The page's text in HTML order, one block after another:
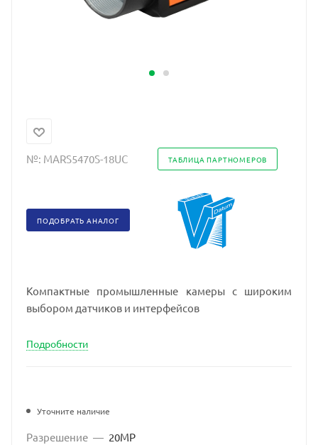
№: MARS5470S-18UC ТАБЛИЦА ПАРТНОМЕРОВ
ПОДОБРАТЬ АНАЛОГ
Компактные промышленные камеры с широким
выбором датчиков и интерфейсов
Подробности
Уточните наличие
Разрешение — 20MP